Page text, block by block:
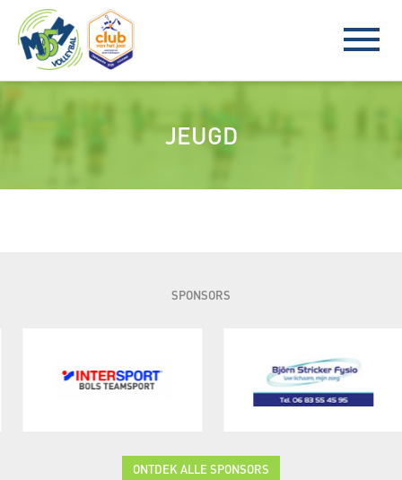
JEUGD
SPONSORS
ONTDEK ALLE SPONSORS